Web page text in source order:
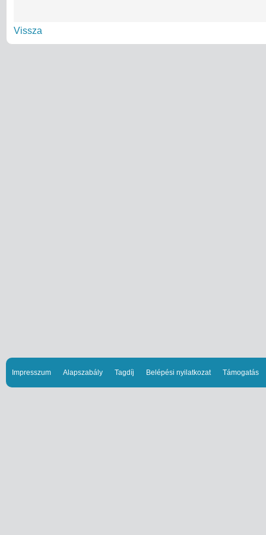
Vissza
Impresszum Alapszabály Tagdíj Belépési nyilatkozat Támogatás